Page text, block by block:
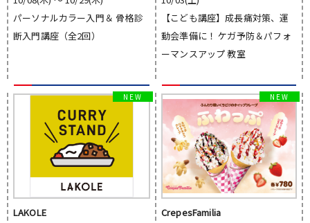
パーソナルカラー入門＆ 骨格診
断入門講座（全2回）
【こども講座】成長痛対策、運
動会準備に！ ケガ予防＆パフォ
ーマンスアップ 教室
LAKOLE
CrepesFamilia